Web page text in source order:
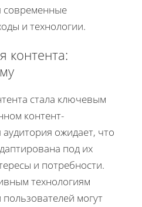
современные
и технологии.
контента:
стала ключевым
контент-
ожидает, что
под их
и потребности.
технологиям
могут